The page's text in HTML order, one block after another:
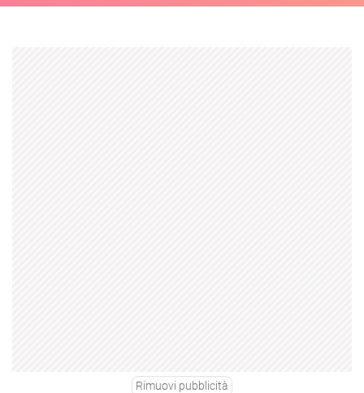
Rimuovi pubblicità